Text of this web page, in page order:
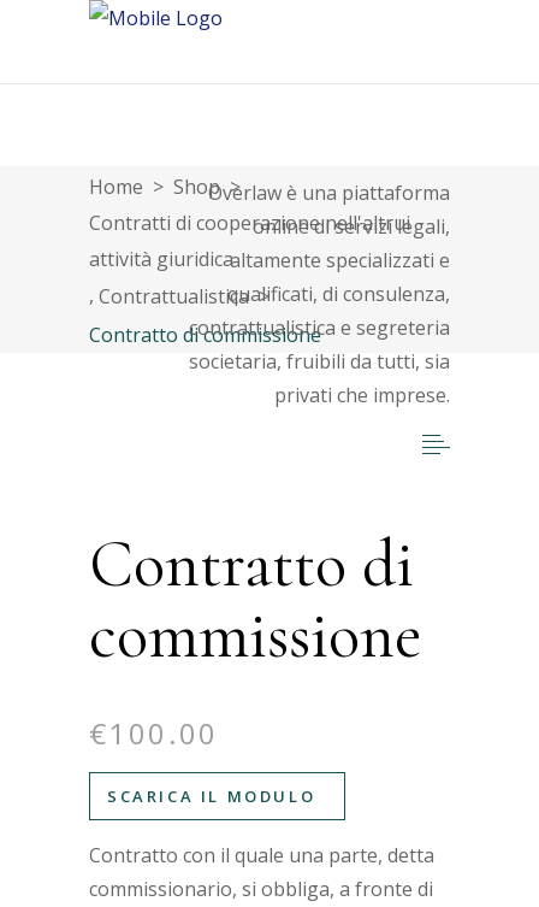
Overlaw è una piattaforma
online di servizi legali,
altamente specializzati e
qualificati, di consulenza,
contrattualistica e segreteria
societaria, fruibili da tutti, sia
privati che imprese.
Home > Shop>
Contratti di cooperazione nell'altrui
attività giuridica
, Contrattualistica>
Contratto di commissione
Contratto di
commissione
€100.00
SCARICA IL MODULO
Contratto con il quale una parte, detta
commissionario, si obbliga, a fronte di